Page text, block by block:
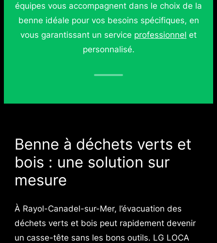
équipes vous accompagnent dans le choix de la
benne idéale pour vos besoins spécifiques, en
vous garantissant un service professionnel et
personnalisé.
Benne à déchets verts et
bois : une solution sur
mesure
À Rayol-Canadel-sur-Mer, l’évacuation des
déchets verts et bois peut rapidement devenir
un casse-tête sans les bons outils. LG LOCA